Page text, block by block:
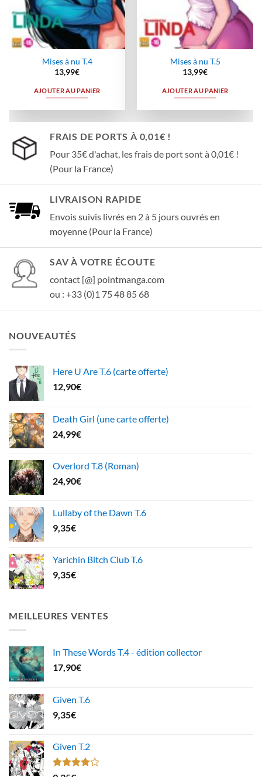
Mises à nu T.4
13,99€
AJOUTER AU PANIER
Mises à nu T.5
13,99€
AJOUTER AU PANIER
FRAIS DE PORTS À 0,01€ !
Pour 35€ d'achat, les frais de port sont à 0,01€ !
(Pour la France)
LIVRAISON RAPIDE
Envois suivis livrés en 2 à 5 jours ouvrés en
moyenne (Pour la France)
SAV À VOTRE ÉCOUTE
contact [@] pointmanga.com
ou : +33 (0)1 75 48 85 68
NOUVEAUTÉS
Here U Are T.6 (carte offerte)
12,90€
Death Girl (une carte offerte)
24,99€
Overlord T.8 (Roman)
24,90€
Lullaby of the Dawn T.6
9,35€
Yarichin Bitch Club T.6
9,35€
MEILLEURES VENTES
In These Words T.4 - édition collector
17,90€
Given T.6
9,35€
Given T.2